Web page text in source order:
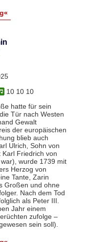
10 10 10
hatte für sein
Tür nach Westen
Gewalt
der europäischen
blieb auch
Ulrich, Sohn von
Karl Friedrich von
wurde 1739 mit
Herzog von
Tante, Zarin
Großen und ohne
Nach dem Tod
als Peter III.
Jahr einem
zufolge –
sein soll).